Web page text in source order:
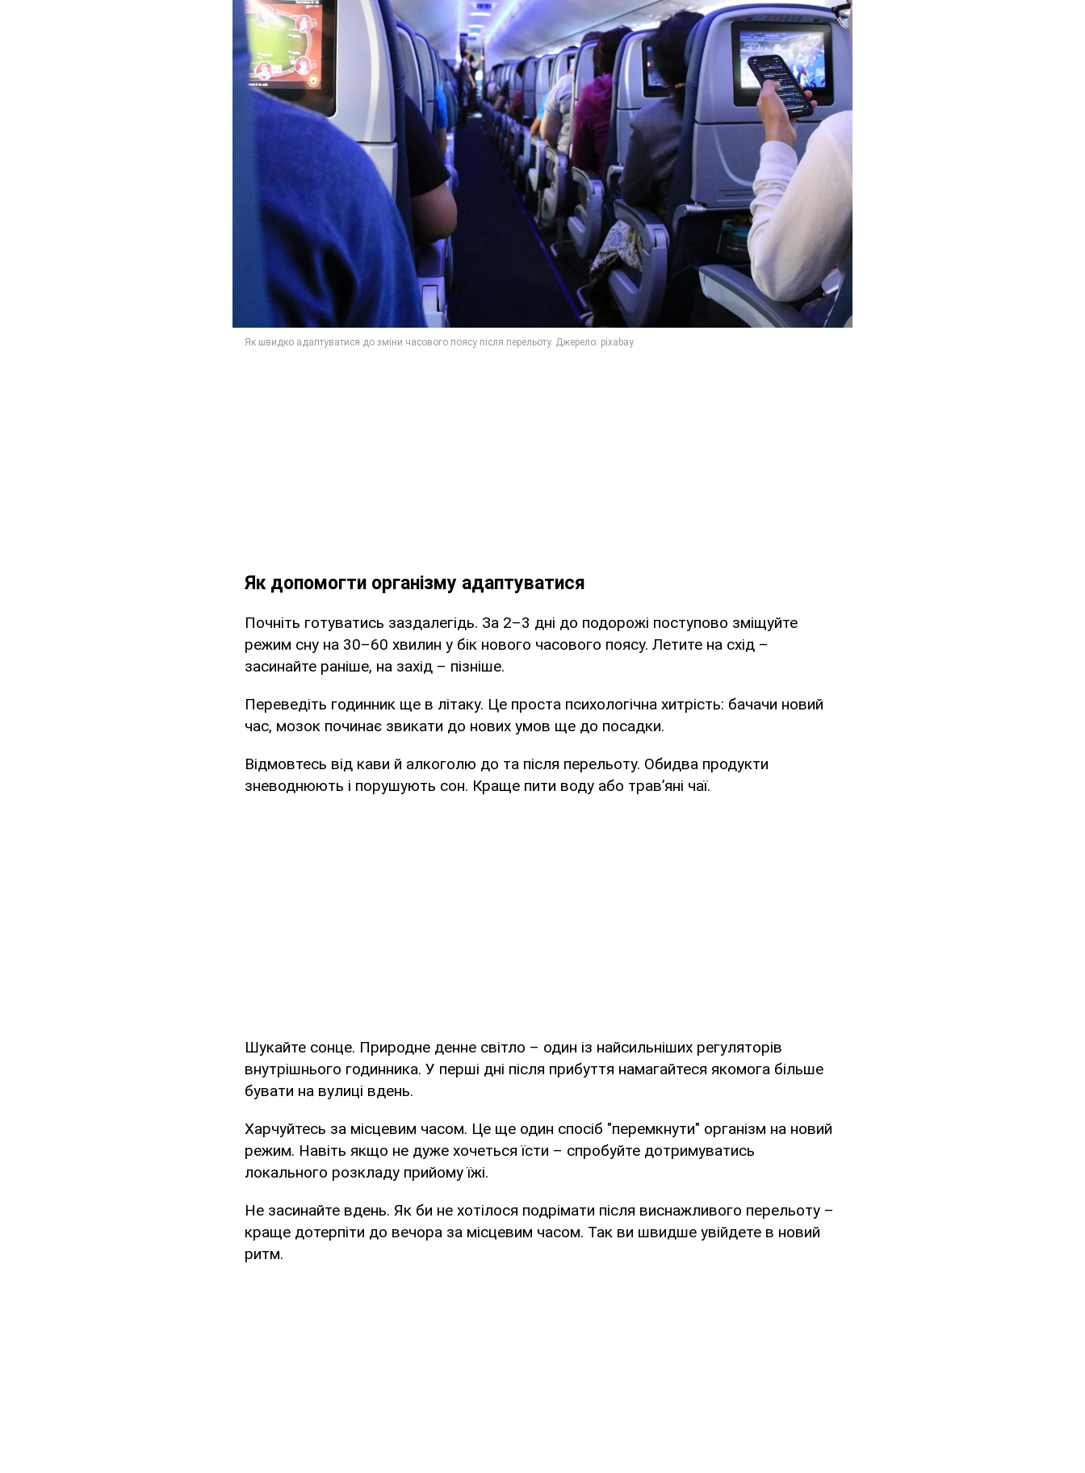
Як допомогти організму адаптуватися
Почніть готуватись заздалегідь. За 2–3 дні до подорожі поступово зміщуйте
режим сну на 30–60 хвилин у бік нового часового поясу. Летите на схід –
засинайте раніше, на захід – пізніше.
Переведіть годинник ще в літаку. Це проста психологічна хитрість: бачачи новий
час, мозок починає звикати до нових умов ще до посадки.
Відмовтесь від кави й алкоголю до та після перельоту. Обидва продукти
зневоднюють і порушують сон. Краще пити воду або трав’яні чаї.
Шукайте сонце. Природне денне світло – один із найсильніших регуляторів
внутрішнього годинника. У перші дні після прибуття намагайтеся якомога більше
бувати на вулиці вдень.
Харчуйтесь за місцевим часом. Це ще один спосіб "перемкнути" організм на новий
режим. Навіть якщо не дуже хочеться їсти – спробуйте дотримуватись
локального розкладу прийому їжі.
Не засинайте вдень. Як би не хотілося подрімати після виснажливого перельоту –
краще дотерпіти до вечора за місцевим часом. Так ви швидше увійдете в новий
ритм.